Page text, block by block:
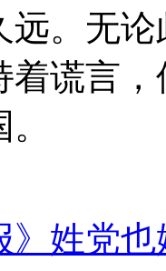
远。无
着谎言
》姓党